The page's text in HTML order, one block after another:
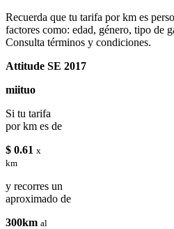
Recuerda que tu tarifa por km es
factores como: edad, género, tipo de
Consulta términos y condiciones.
Attitude SE 2017
miituo
Si tu tarifa
por km es de
$ 0.61 x
km
y recorres un
aproximado de
300km al